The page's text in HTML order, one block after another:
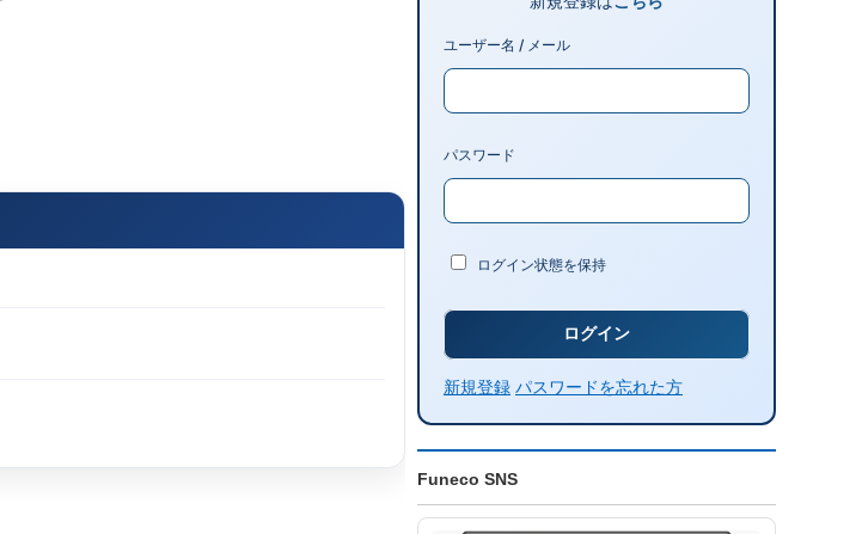
ユーザー名 / メール
パスワード
ログイン状態を保持
新規登録 パスワードを忘れた方
Funeco SNS